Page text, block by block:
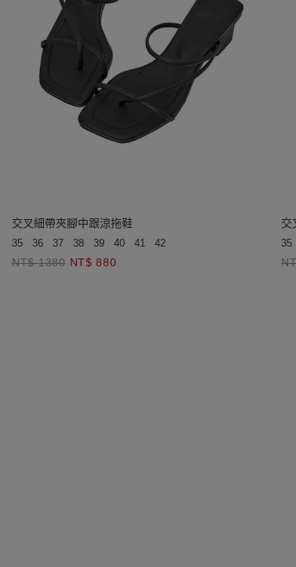
交叉細帶夾腳中跟涼拖鞋
35 36 37 38 39 40 41 42
NT$ 1380 NT$ 880
交
35